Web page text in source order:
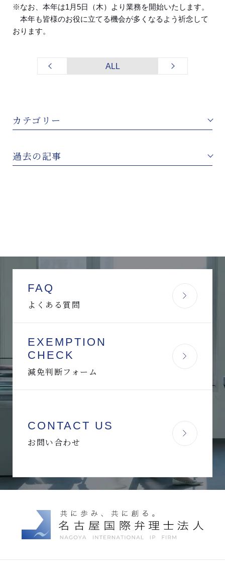
※なお、本年は1月5日（木）より業務を開始いたします。
本年も皆様のお役に立てる機会が多くなるよう祈念して
おります。
ALL
カテゴリー
過去の記事
FAQ
よくある質問
EXEMPTION
CHECK
減免判断フォーム
CONTACT US
お問い合わせ